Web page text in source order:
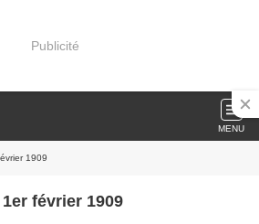
Publicité
MENU
1909
février 1909